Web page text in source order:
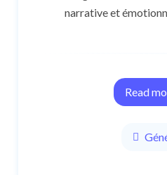
narrative et
Read